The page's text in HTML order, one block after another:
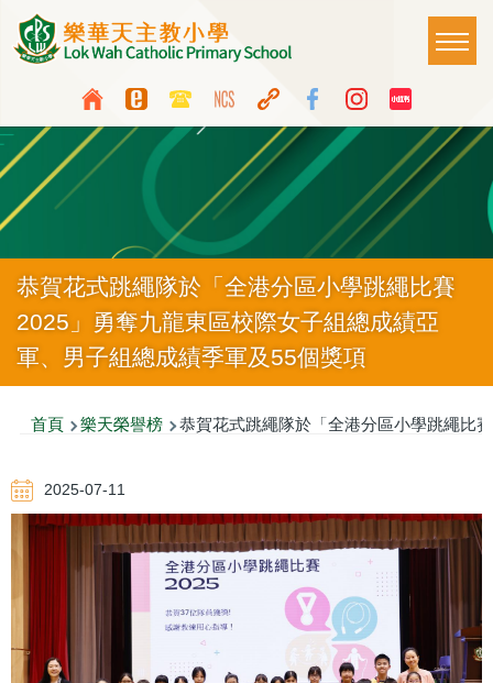
移至主內容
Top
Media
Icon
Button
Language
switcher
Main
恭賀花式跳繩隊於「全港分區小學跳繩比賽
2025」勇奪九龍東區校際女子組總成績亞
軍、男子組總成績季軍及55個獎項
導
連
結
首頁 樂天榮譽榜 恭賀花式跳繩隊於「全港分區小學跳繩比
2025-07-11